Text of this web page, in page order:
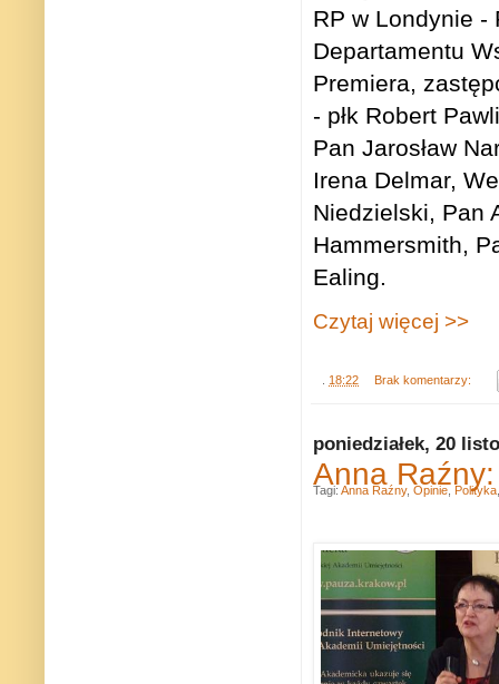
RP w Londynie -
Departamentu
Premiera,
- płk Robert
Pan Jarosław
Irena Delmar,
Niedzielski, Pan
Hammersmith,
Ealing.
Czytaj więcej >>
18:22 Brak komentarzy:
poniedziałek, 20
Anna
Tagi: Anna Raźny, Opinie, Polityka